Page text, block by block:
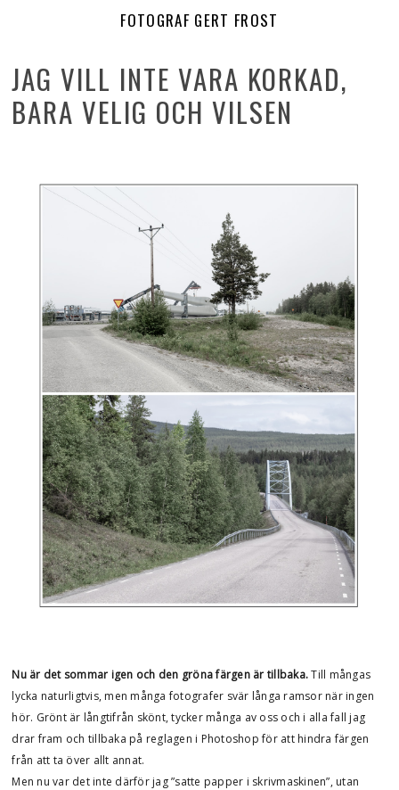
FOTOGRAF GERT FROST
JAG VILL INTE VARA KORKAD,
BARA VELIG OCH VILSEN
Nu är det sommar igen och den gröna färgen är tillbaka.Till mångas
lycka naturligtvis, men många fotografer svär långa ramsor när ingen
hör. Grönt är långtifrån skönt, tycker många av oss och i alla fall jag
drar fram och tillbaka på reglagen i Photoshop för att hindra färgen
från att ta över allt annat.
Men nu var det inte därför jag ”satte papper i skrivmaskinen”, utan